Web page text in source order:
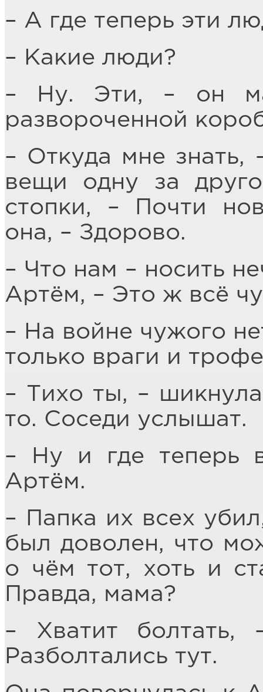
– А где теперь эти
– Какие люди?
– Ну. Эти, – он
развороченной
– Откуда мне знать,
вещи одну за
стопки, – Почти
она, – Здорово.
– Что нам – носить
Артём, – Это ж всё
– На войне чужого
только враги и
– Тихо ты, –
то. Соседи услышат.
– Ну и где теперь
Артём.
– Папка их всех
был доволен, что
о чём тот, хоть и
Правда, мама?
– Хватит болтать,
Разболтались тут.